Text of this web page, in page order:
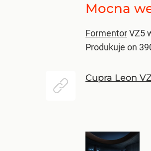
Mocna
FormentorVZ5
Produkuje on
Cupra Leon